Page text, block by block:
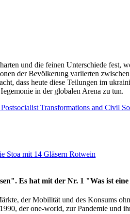
und die feinen Unterschiede fest,
der Bevölkerung variierten
dass heute diese Teilungen im
in der globalen Arena zu tun.
Transformations and Civil
Stoa mit 14 Gläsern Rotwein
Es hat mit der Nr. 1 "Was ist
der Mobilität und des Konsums
der one-world, zur Pandemie